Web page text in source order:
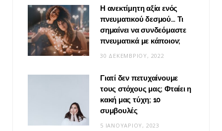
Η ανεκτίμητη αξία ενός
πνευματικού δεσμού… Τι
σημαίνει να συνδεόμαστε
πνευματικά με κάποιον;
30 ΔΕΚΕΜΒΡΊΟΥ, 2022
Γιατί δεν πετυχαίνουμε
τους στόχους μας; Φταίει η
κακή μας τύχη; 10
συμβουλές
5 ΙΑΝΟΥΑΡΊΟΥ, 2023